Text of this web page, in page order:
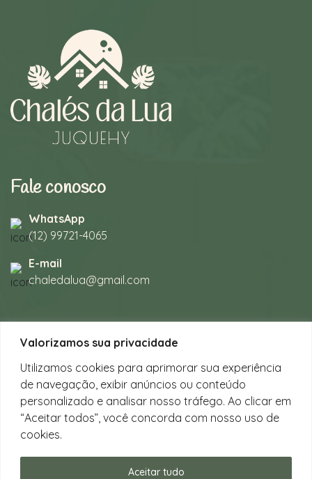
Valorizamos sua privacidade
Utilizamos cookies para aprimorar sua experiência
de navegação, exibir anúncios ou conteúdo
personalizado e analisar nosso tráfego. Ao clicar em
“Aceitar todos”, você concorda com nosso uso de
cookies.
Aceitar tudo
Fale conosco
WhatsApp
(12) 99721-4065
E-mail
chaledalua@gmail.com
Seu refúgio em meio à natureza
na bela praia de Juquehy.
Instagram
@chalesdaluajuquehy
Facebook
Chalés da Lua Juquehy